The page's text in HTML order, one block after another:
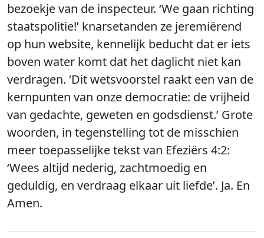
bezoekje van de inspecteur. ‘We gaan richting
staatspolitie!’ knarsetanden ze jeremiërend
op hun website, kennelijk beducht dat er iets
boven water komt dat het daglicht niet kan
verdragen. ‘Dit wetsvoorstel raakt een van de
kernpunten van onze democratie: de vrijheid
van gedachte, geweten en godsdienst.’ Grote
woorden, in tegenstelling tot de misschien
meer toepasselijke tekst van Efeziërs 4:2:
‘Wees altijd nederig, zachtmoedig en
geduldig, en verdraag elkaar uit liefde’. Ja. En
Amen.